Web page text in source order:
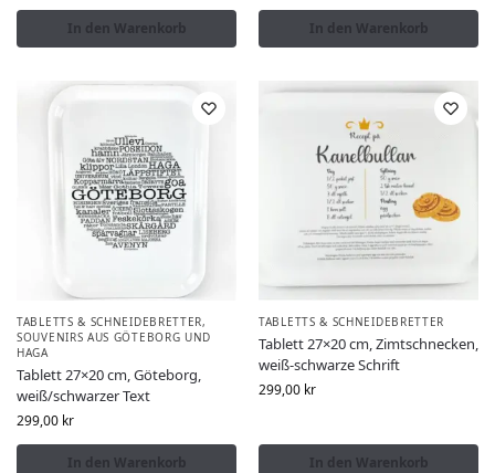
In den Warenkorb In den Warenkorb
TABLETTS & SCHNEIDEBRETTER,
SOUVENIRS AUS GÖTEBORG UND
HAGA
Tablett 27×20 cm, Göteborg,
weiß/schwarzer Text
299,00 kr
In den Warenkorb
TABLETTS & SCHNEIDEBRETTER
Tablett 27×20 cm, Zimtschnecken,
weiß-schwarze Schrift
299,00 kr
In den Warenkorb